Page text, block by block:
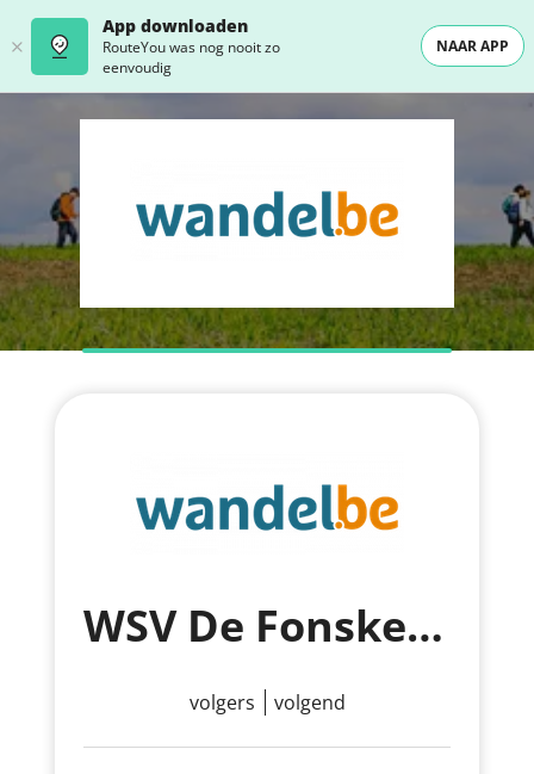
App downloaden
RouteYou was nog nooit zo
eenvoudig
NAAR APP
WSV De Fonskes vzw
volgers volgend